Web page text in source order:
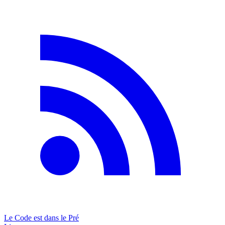
Le Code est dans le Pré